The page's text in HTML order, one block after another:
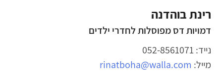
רינת בוהדנה
דמויות דס מפוסלות לחדרי ילדים
נייד: 052-8561071
מייל: rinatboha@walla.com